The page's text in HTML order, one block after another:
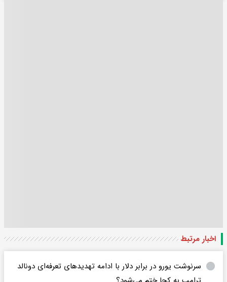
اخبار مرتبط
سرنوشت یورو در برابر دلار با ادامه تهدید‌های تعرفه‌ای دونالد